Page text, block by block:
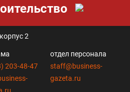
2
203-48-47
отдел персонала
staff@business-
gazeta.ru